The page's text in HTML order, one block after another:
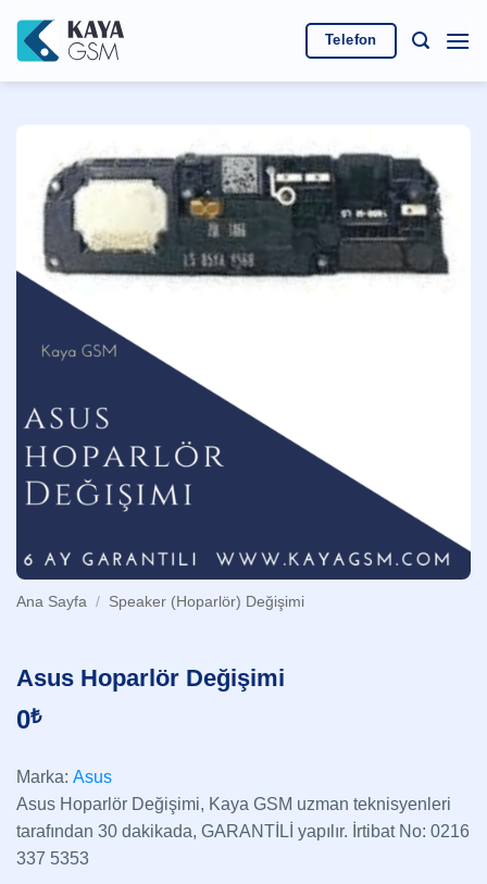
atla
Telefon
Ana Sayfa / Speaker (Hoparlör) Değişimi
Asus Hoparlör Değişimi
0₺
Marka: Asus
Asus Hoparlör Değişimi, Kaya GSM uzman teknisyenleri
tarafından 30 dakikada, GARANTİLİ yapılır. İrtibat No: 0216
337 5353